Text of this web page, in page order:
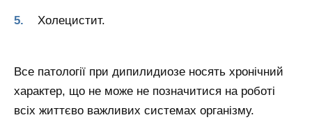
Холецистит.
Все патології при дипилидиозе носять хронічний
характер, що не може не позначитися на роботі
всіх життєво важливих системах організму.